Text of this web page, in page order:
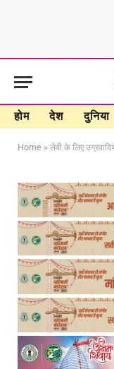
होम देश दुनिया
Home »लेवी के लिए